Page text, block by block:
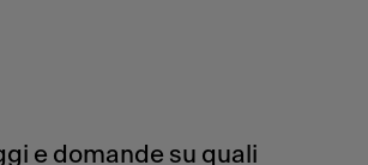
e domande su quali